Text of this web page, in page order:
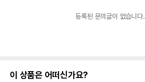
등록된 문의글이 없습니다.
이 상품은 어떠신가요?